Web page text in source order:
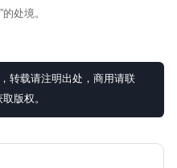
处境。
转载请注明出处，商用请联
版权。